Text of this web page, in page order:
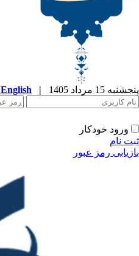
|
English
Archive
عبور